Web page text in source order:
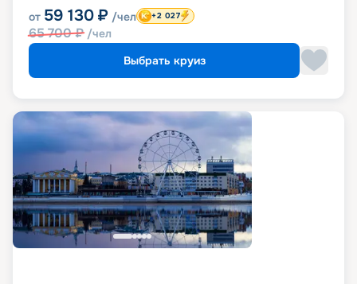
от 59 130 ₽ /чел
65 700₽ /чел
+2 027
Выбрать круиз